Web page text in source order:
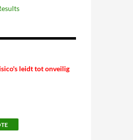
leidt tot onveilig